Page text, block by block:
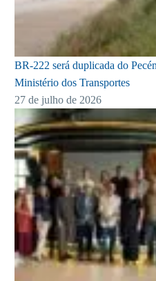
BR-222 será duplicada do
Ministério dos Transportes
27 de julho de 2026